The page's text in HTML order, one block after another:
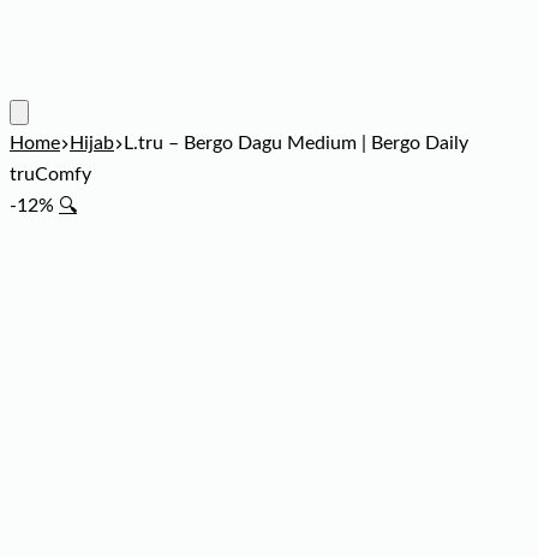
Home Hijab
L.tru – Bergo Dagu Medium | Bergo Daily
truComfy
-12% 🔍